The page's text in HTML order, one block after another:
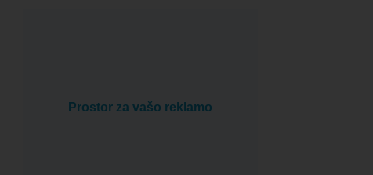
Prostor za vašo reklamo